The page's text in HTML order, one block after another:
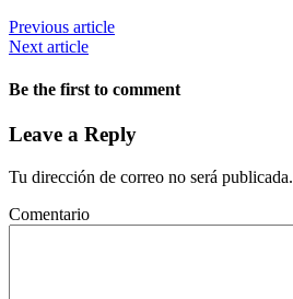
Previous article
Next article
Be the first to comment
Leave a Reply
Tu dirección de correo no será publicada.
Comentario